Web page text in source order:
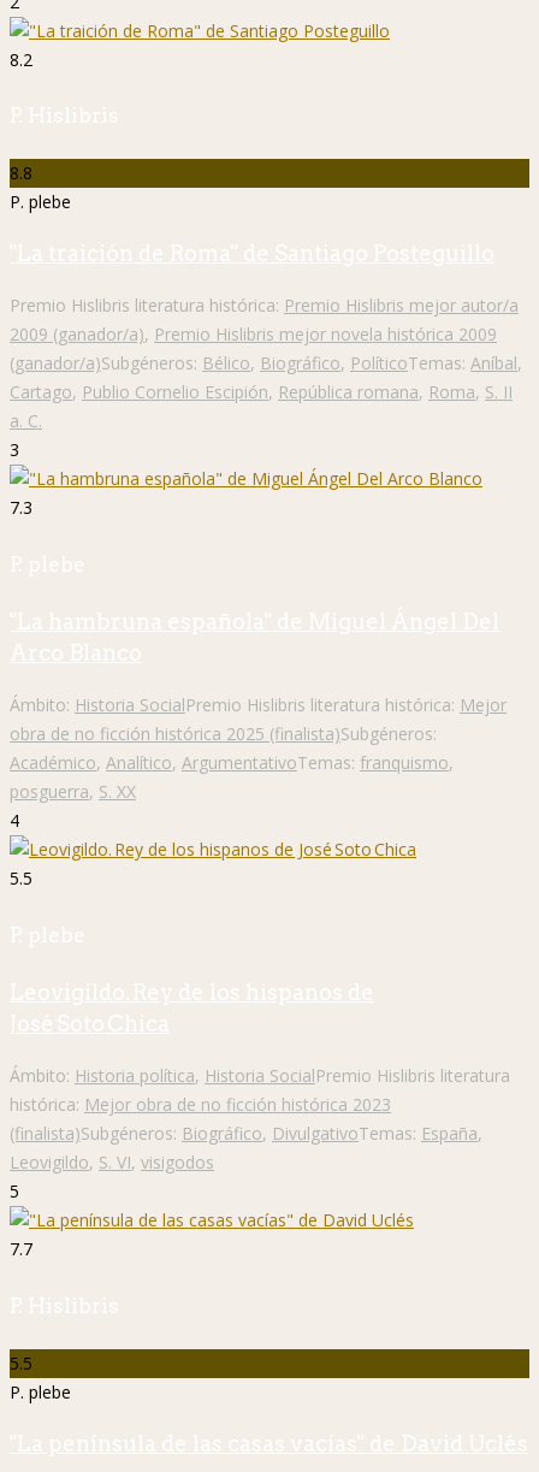
8.2
P. Hislibris
8.8
P. plebe
"La traición de Roma" de Santiago Posteguillo
Premio Hislibris literatura histórica: Premio Hislibris mejor autor/a
2009 (ganador/a), Premio Hislibris mejor novela histórica 2009
(ganador/a)Subgéneros: Bélico, Biográfico, PolíticoTemas: Aníbal,
Cartago, Publio Cornelio Escipión, República romana, Roma, S. II
a. C.
3
7.3
P. plebe
"La hambruna española" de Miguel Ángel Del
Arco Blanco
Ámbito: Historia SocialPremio Hislibris literatura histórica: Mejor
obra de no ficción histórica 2025 (finalista)Subgéneros:
Académico, Analítico, ArgumentativoTemas: franquismo,
posguerra, S. XX
4
5.5
P. plebe
Leovigildo. Rey de los hispanos de
José Soto Chica
Ámbito: Historia política, Historia SocialPremio Hislibris literatura
histórica: Mejor obra de no ficción histórica 2023
(finalista)Subgéneros: Biográfico, DivulgativoTemas: España,
Leovigildo, S. VI, visigodos
5
7.7
P. Hislibris
5.5
P. plebe
"La península de las casas vacías" de David Uclés